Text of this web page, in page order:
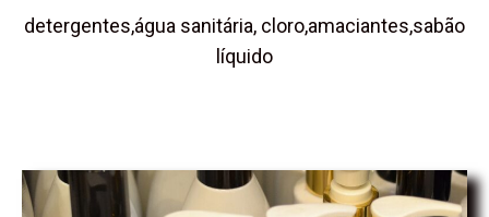
detergentes,água sanitária, cloro,amaciantes,sabão
líquido